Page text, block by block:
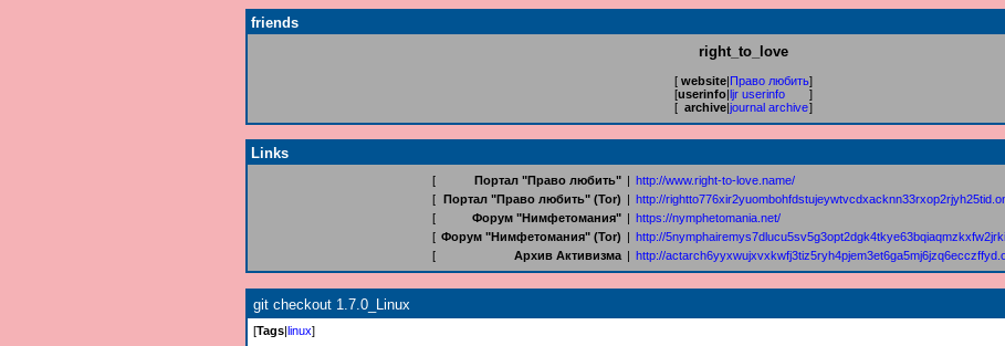
friends
right_to_love
[ website| Право любить]
[userinfo| ljr userinfo
]
[ archive| journal archive]
Links
[ Портал "Право любить" http://www.right-to-love.name/
[
Портал "Право любить" (Tor) http://
[
Форум "Нимфетомания" https://nymphetomania.net/
[ Форум "Нимфетомания" (Tor) http://
[
Архив Активизма http://
git checkout 1.7.0_Linux
[Tags|linux]